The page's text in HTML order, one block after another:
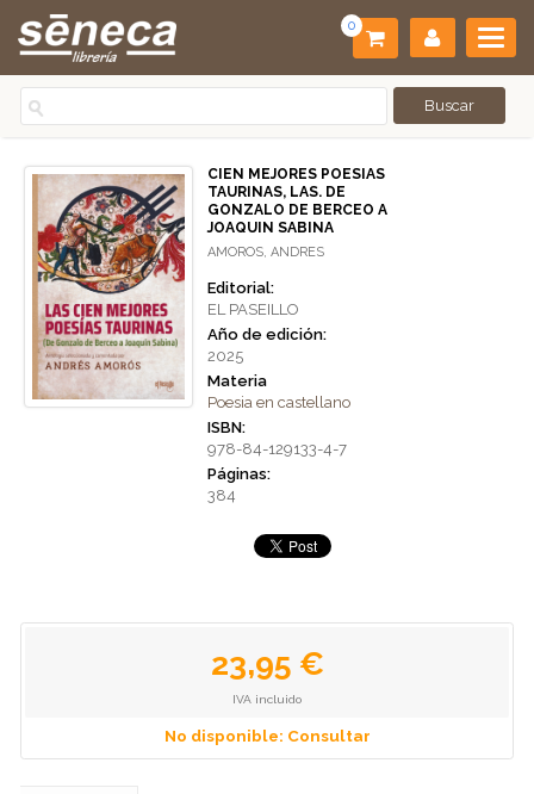
0
CIEN MEJORES POESIAS
TAURINAS, LAS. DE
GONZALO DE BERCEO A
JOAQUIN SABINA
AMOROS, ANDRES
Editorial:
EL PASEILLO
Año de edición:
2025
Materia
Poesia en castellano
ISBN:
978-84-129133-4-7
Páginas:
384
23,95 €
IVA incluido
No disponible: Consultar